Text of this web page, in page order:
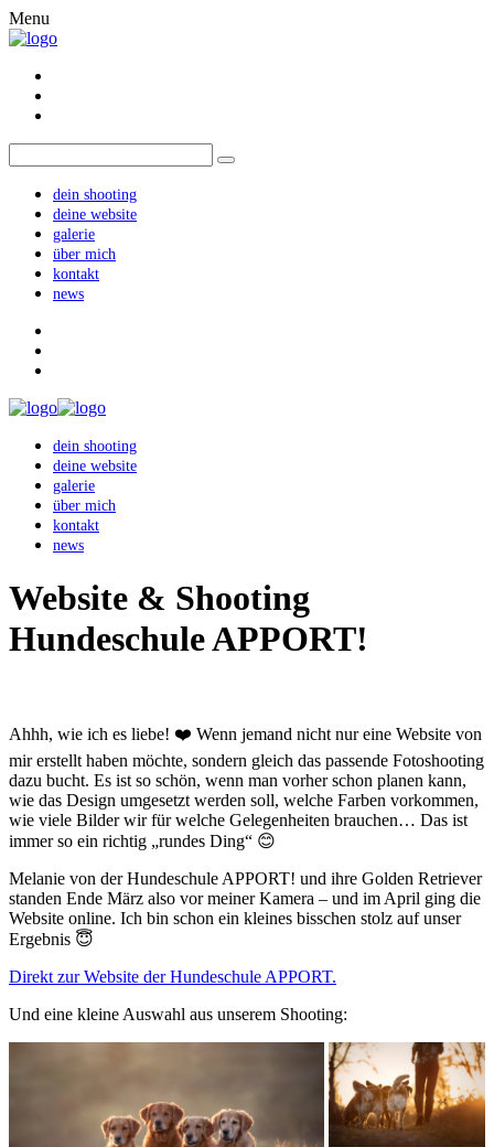
Menu
dein shooting
deine website
galerie
über mich
kontakt
news
dein shooting
deine website
galerie
über mich
kontakt
news
Website & Shooting
Hundeschule APPORT!
Ahhh, wie ich es liebe! ❤️ Wenn jemand nicht nur eine Website von
mir erstellt haben möchte, sondern gleich das passende Fotoshooting
dazu bucht. Es ist so schön, wenn man vorher schon planen kann,
wie das Design umgesetzt werden soll, welche Farben vorkommen,
wie viele Bilder wir für welche Gelegenheiten brauchen… Das ist
immer so ein richtig „rundes Ding“ 😊
Melanie von der Hundeschule APPORT! und ihre Golden Retriever
standen Ende März also vor meiner Kamera – und im April ging die
Website online. Ich bin schon ein kleines bisschen stolz auf unser
Ergebnis 😇
Direkt zur Website der Hundeschule APPORT.
Und eine kleine Auswahl aus unserem Shooting: